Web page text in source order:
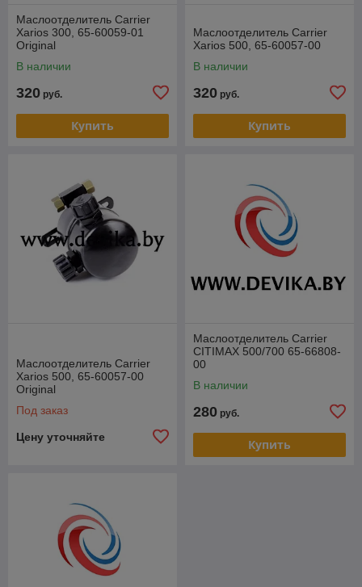
Маслоотделитель Carrier
Xarios 300, 65-60059-01
Original
В наличии
320 руб.
Купить
Маслоотделитель Carrier
Xarios 500, 65-60057-00
В наличии
320 руб.
Купить
Маслоотделитель Carrier
Xarios 500, 65-60057-00
Original
Под заказ
Цену уточняйте
Маслоотделитель Carrier
CITIMAX 500/700 65-66808-
00
В наличии
280 руб.
Купить